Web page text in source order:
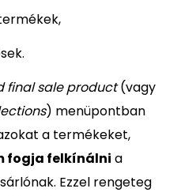
final sale product(vagy
) menüpontban
a termékeket,
fogja felkínálni a
Ezzel rengeteg